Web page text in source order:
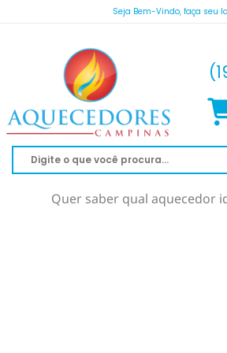
Seja Bem-Vindo, faça seu
Quer saber qual aquecedor